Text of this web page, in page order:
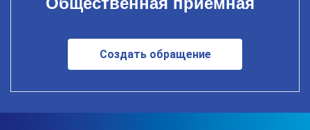
Создать обращение